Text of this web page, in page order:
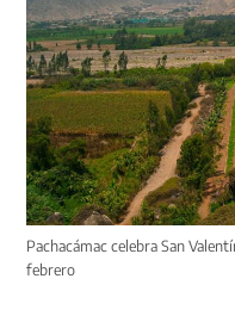
Pachacámac celebra San
febrero